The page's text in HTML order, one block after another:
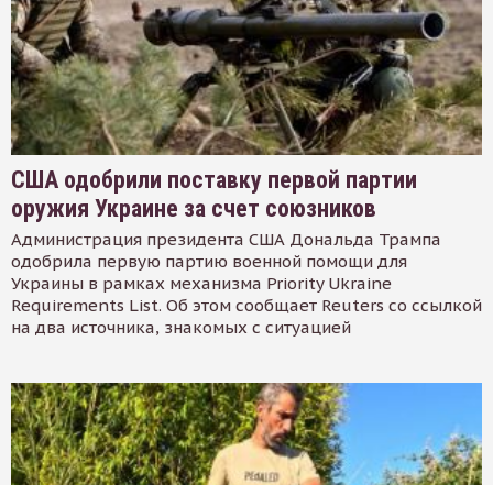
США одобрили поставку первой партии
оружия Украине за счет союзников
Администрация президента США Дональда Трампа
одобрила первую партию военной помощи для
Украины в рамках механизма Priority Ukraine
Requirements List. Об этом сообщает Reuters со ссылкой
на два источника, знакомых с ситуацией